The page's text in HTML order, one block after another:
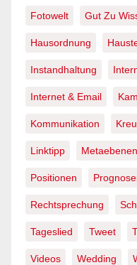
Fotowelt Gut Zu
Hausordnung
Instandhaltung
Internet & Email
Kommunikation
Linktipp Metaebenen
Positionen
Rechtsprechung
Tageslied Tweet
Videos Wedding